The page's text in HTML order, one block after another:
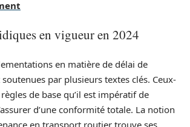
en vigueur en 2024
en matière de délai de
par plusieurs textes clés. Ceux-
de base qu’il est impératif de
d’une conformité totale. La notion
en transport routier trouve ses